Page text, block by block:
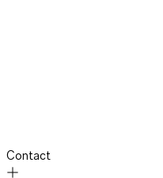
Contact